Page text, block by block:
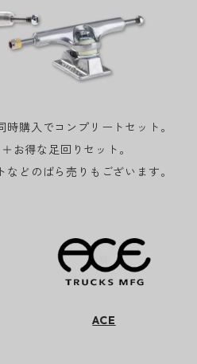
購入でコンプリートセット。
お得な足回りセット。
どのばら売りもございます。
ACE